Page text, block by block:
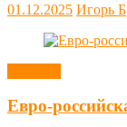
01.12.2025 Игорь
Евро-